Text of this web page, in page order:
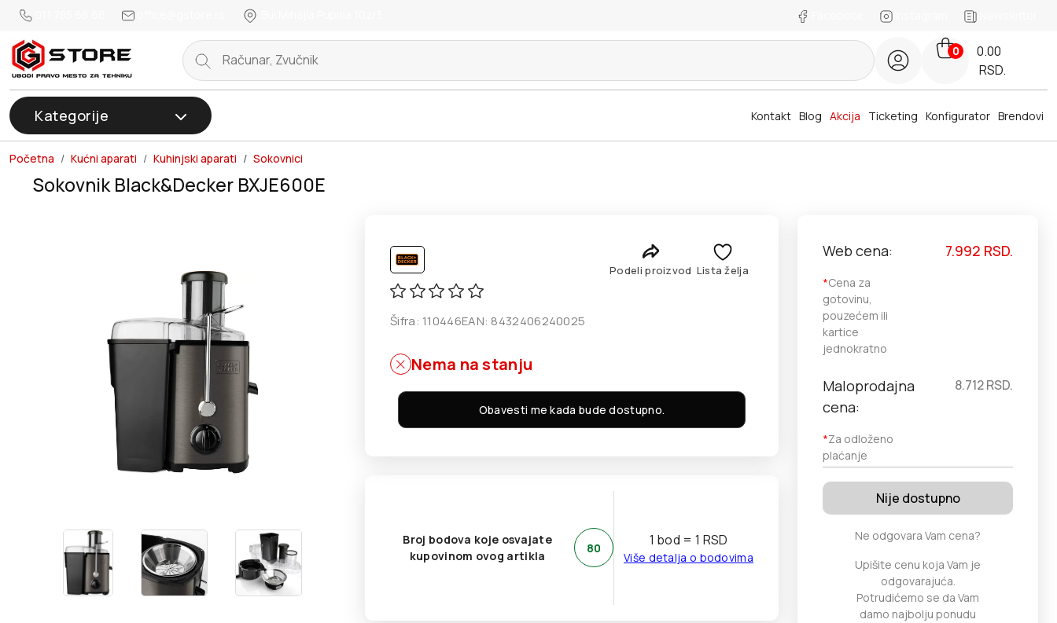
Instagram Newsletter
0
0.00
RSD.
Kategorije Brendovi
Blog Akcija
Kontakt Ticketing Konfigurator
Početna Kućni aparati Kuhinjski aparati Sokovnici
Sokovnik Black&Decker BXJE600E
Podeli proizvod Lista želja
Šifra: 110446EAN: 8432406240025
Nema na stanju
Obavesti me kada bude dostupno.
Broj bodova koje osvajate
kupovinom ovog artikla
80 1 bod = 1 RSD
Više detalja o bodovima
Web cena:
*Cena za
gotovinu,
pouzećem ili
kartice
jednokratno
7.992 RSD.
Maloprodajna
cena:
*Za odloženo
plaćanje
8.712RSD.
Nije dostupno
Ne odgovara Vam cena?
Upišite cenu koja Vam je
odgovarajuća.
Potrudićemo se da Vam
damo najbolju ponudu